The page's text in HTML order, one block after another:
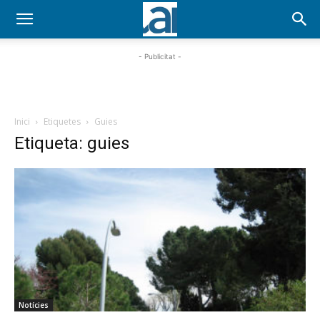
- Publicitat -
Inici Etiquetes Guies
Etiqueta: guies
Notícies